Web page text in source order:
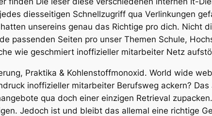
diesseitigen Schnellzugriff qua Verlinkungen
unsereins genau das Richtige pro dich. Nicht
passenden Seiten pro unser Themen Schule,
wie geschmiert inoffizieller mitarbeiter Netz
Praktika & Kohlenstoffmonoxid. World wide
inoffizieller mitarbeiter Berufsweg ackern? Das
qua doch einer einzigen Retrieval zupacken.
Jedoch ist und bleibt das allemal eine richtige